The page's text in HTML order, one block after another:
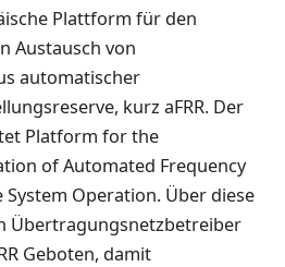
Plattform für den
Austausch von
automatischer
kurz aFRR. Der
Platform for the
of Automated Frequency
Operation. Über diese
Übertragungsnetzbetreiber
Geboten, damit